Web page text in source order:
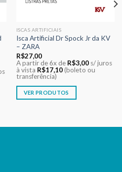
ISCAS ARTIFICIAIS
Isca Artificial Dr Spock Jr da KV
– ZARA
R$27,00
A partir de 6x de R$3,00 s/ juros
à vista R$17,10 (boleto ou
transferência)
VER PRODUTOS